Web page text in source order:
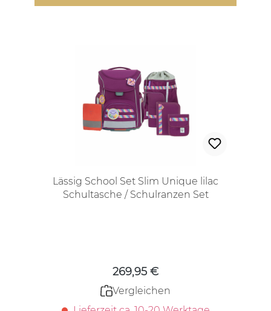
Lässig School Set Slim Unique lilac
Schultasche / Schulranzen Set
269,95 €
Vergleichen